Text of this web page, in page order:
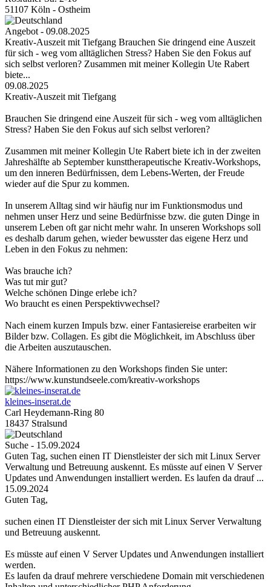
51107 Köln - Ostheim
Angebot - 09.08.2025
Kreativ-Auszeit mit Tiefgang Brauchen Sie dringend eine Auszeit
für sich - weg vom alltäglichen Stress? Haben Sie den Fokus auf
sich selbst verloren? Zusammen mit meiner Kollegin Ute Rabert
biete...
09.08.2025
Kreativ-Auszeit mit Tiefgang
Brauchen Sie dringend eine Auszeit für sich - weg vom alltäglichen
Stress? Haben Sie den Fokus auf sich selbst verloren?
Zusammen mit meiner Kollegin Ute Rabert biete ich in der zweiten
Jahreshälfte ab September kunsttherapeutische Kreativ-Workshops,
um den inneren Bedürfnissen, dem Lebens-Werten, der Freude
wieder auf die Spur zu kommen.
In unserem Alltag sind wir häufig nur im Funktionsmodus und
nehmen unser Herz und seine Bedürfnisse bzw. die guten Dinge in
unserem Leben oft gar nicht mehr wahr. In unseren Workshops soll
es deshalb darum gehen, wieder bewusster das eigene Herz und
Leben in den Fokus zu nehmen:
Was brauche ich?
Was tut mir gut?
Welche schönen Dinge erlebe ich?
Wo braucht es einen Perspektivwechsel?
Nach einem kurzen Impuls bzw. einer Fantasiereise erarbeiten wir
Bilder bzw. Collagen. Es gibt die Möglichkeit, im Abschluss über
die Arbeiten auszutauschen.
Nähere Informationen zu den Workshops finden Sie unter:
https://www.kunstundseele.com/kreativ-workshops
kleines-inserat.de
Carl Heydemann-Ring 80
18437 Stralsund
Suche - 15.09.2024
Guten Tag, suchen einen IT Dienstleister der sich mit Linux Server
Verwaltung und Betreuung auskennt. Es müsste auf einen V Server
Updates und Anwendungen installiert werden. Es laufen da drauf ...
15.09.2024
Guten Tag,
suchen einen IT Dienstleister der sich mit Linux Server Verwaltung
und Betreuung auskennt.
Es müsste auf einen V Server Updates und Anwendungen installiert
werden.
Es laufen da drauf mehrere verschiedene Domain mit verschiedenen